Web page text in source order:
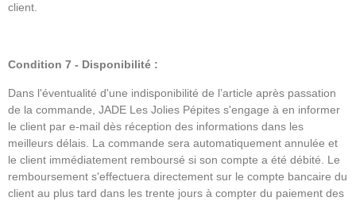
client.
Condition 7 - Disponibilité :
Dans l'éventualité d'une indisponibilité de l’article après passation
de la commande, JADE Les Jolies Pépites s'engage à en informer
le client par e-mail dès réception des informations dans les
meilleurs délais. La commande sera automatiquement annulée et
le client immédiatement remboursé si son compte a été débité. Le
remboursement s'effectuera directement sur le compte bancaire du
client au plus tard dans les trente jours à compter du paiement des